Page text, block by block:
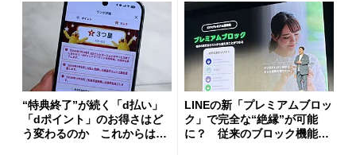
“特典終了”が続く「d払い」
「dポイント」のお得さはど
う変わるのか これからは
LINEの新「プレミアムブロッ
ク」で完全な“絶縁”が可能
に？ 従来のブロック機能と